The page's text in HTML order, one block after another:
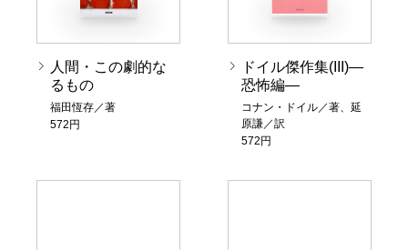
人間・この劇的な
るもの
福田恆存／著
572円
ドイル傑作集(III)―
恐怖編―
コナン・ドイル／著、延
原謙／訳
572円